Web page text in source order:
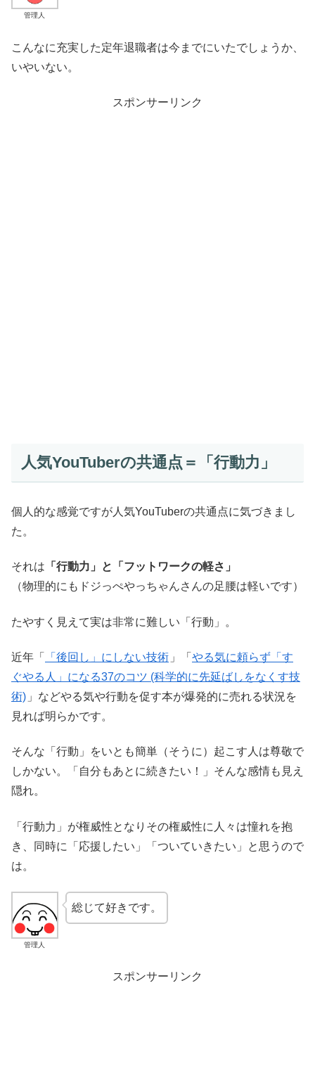
管理人
こんなに充実した定年退職者は今までにいたでしょうか、
いやいない。
スポンサーリンク
人気YouTuberの共通点＝「行動力」
個人的な感覚ですが人気YouTuberの共通点に気づきまし
た。
それは 「行動力」と「フットワークの軽さ」
（物理的にもドジっぺやっちゃんさんの足腰は軽いです）
たやすく見えて実は非常に難しい「行動」。
近年「 「後回し」にしない技術 」「 やる気に頼らず「す
ぐやる人」になる37のコツ (科学的に先延ばしをなくす技
術) 」などやる気や行動を促す本が爆発的に売れる状況を
見れば明らかです。
そんな「行動」をいとも簡単（そうに）起こす人は尊敬で
しかない。「自分もあとに続きたい！」そんな感情も見え
隠れ。
「行動力」が権威性となりその権威性に人々は憧れを抱
き、同時に「応援したい」「ついていきたい」と思うので
は。
管理人
総じて好きです。
スポンサーリンク